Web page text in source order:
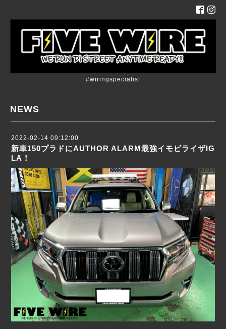
#wiringspecialist
NEWS
2022-02-14 09:12:00
新車150プラドにAUTHOR ALARM最強イモビライザIG
LA！